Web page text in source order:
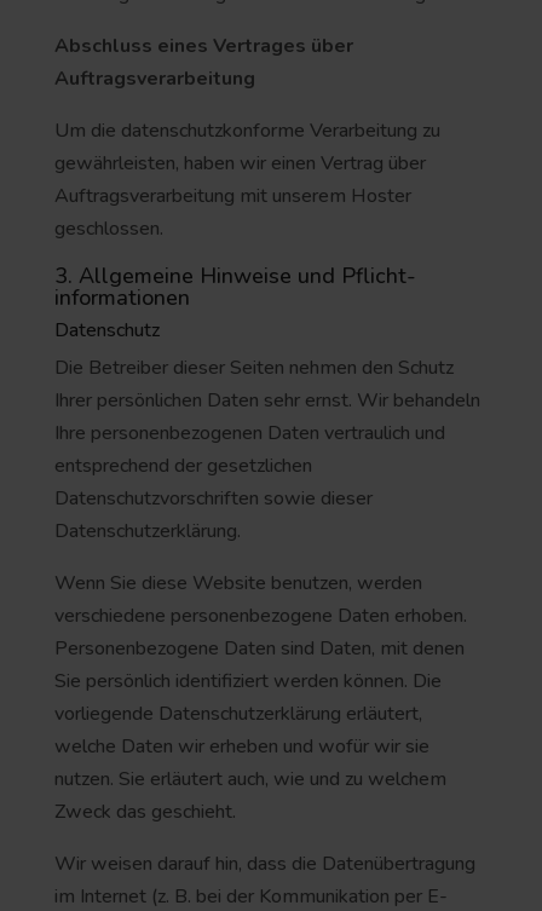
Abschluss eines Vertrages über
Auftragsverarbeitung
Um die datenschutzkonforme Verarbeitung zu
gewährleisten, haben wir einen Vertrag über
Auftragsverarbeitung mit unserem Hoster
geschlossen.
3. Allgemeine Hinweise und Pflicht­
informationen
Datenschutz
Die Betreiber dieser Seiten nehmen den Schutz
Ihrer persönlichen Daten sehr ernst. Wir behandeln
Ihre personenbezogenen Daten vertraulich und
entsprechend der gesetzlichen
Datenschutzvorschriften sowie dieser
Datenschutzerklärung.
Wenn Sie diese Website benutzen, werden
verschiedene personenbezogene Daten erhoben.
Personenbezogene Daten sind Daten, mit denen
Sie persönlich identifiziert werden können. Die
vorliegende Datenschutzerklärung erläutert,
welche Daten wir erheben und wofür wir sie
nutzen. Sie erläutert auch, wie und zu welchem
Zweck das geschieht.
Wir weisen darauf hin, dass die Datenübertragung
im Internet (z. B. bei der Kommunikation per E-